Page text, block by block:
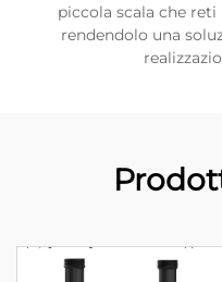
piccola scala che
rendendolo una